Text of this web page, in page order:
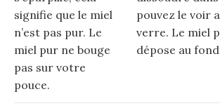
signifie que le miel
n’est pas pur. Le
miel pur ne bouge
pas sur votre
pouce.
pouvez le voir
verre. Le miel
dépose au